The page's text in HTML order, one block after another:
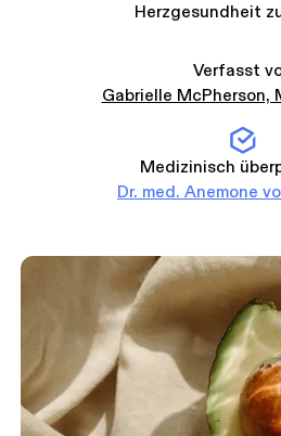
Herzgesundheit
Verfasst
Gabrielle McPherson,
Medizinisch
Dr. med. Anemone